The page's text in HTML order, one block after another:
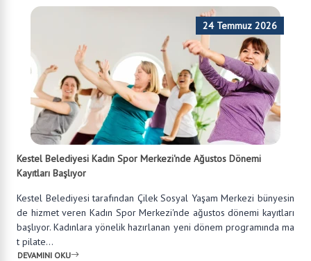
24 Temmuz 2026
Kestel Belediyesi Kadın Spor Merkezi'nde Ağustos Dönemi
Kayıtları Başlıyor
Kestel Belediyesi tarafından Çilek Sosyal Yaşam Merkezi bünyesin
de hizmet veren Kadın Spor Merkezi'nde ağustos dönemi kayıtları
başlıyor. Kadınlara yönelik hazırlanan yeni dönem programında ma
t pilate...
DEVAMINI OKU